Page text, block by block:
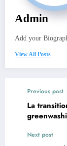
Admin
Add your
View All Posts
Previous post
La
Next post